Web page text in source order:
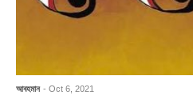
আবহমান - Oct 6, 2021